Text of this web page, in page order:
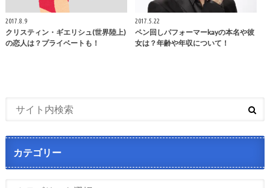
2017.8.9
クリスティン・ギエリシュ(世界陸上)
の恋人は？プライベートも！
2017.5.22
ペン回しパフォーマーkayの本名や彼
女は？年齢や年収について！
カテゴリー